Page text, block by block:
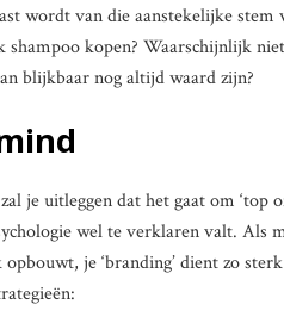
wordt van die aanstekelijke
shampoo kopen? Waarschijnlijk
blijkbaar nog altijd waard zijn?
je uitleggen dat het gaat om ‘top
wel te verklaren valt. Als
je ‘branding’ dient zo